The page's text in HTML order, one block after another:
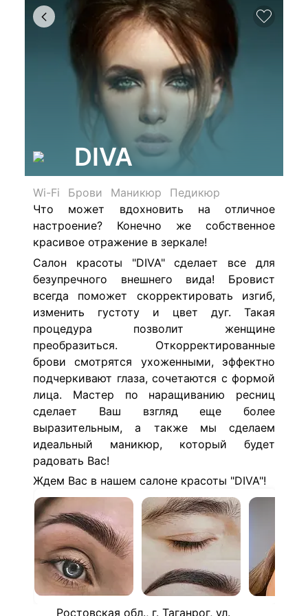
DIVA
Wi-Fi Брови Маникюр
Педикюр
Что может вдохновить на отличное
настроение?
Конечно же собственное
красивое отражение в зеркале!
Салон красоты "DIVA" сделает все для
безупречного внешнего вида! Бровист
всегда поможет скорректировать изгиб,
изменить густоту и цвет дуг. Такая
процедура позволит женщине
преобразиться. Откорректированные
брови смотрятся ухоженными, эффектно
подчеркивают глаза, сочетаются с формой
лица. Мастер по наращиванию ресниц
сделает Ваш взгляд еще более
выразительным, а также мы сделаем
идеальный маникюр, который будет
радовать Вас!
Ждем Вас в нашем салоне красоты "DIVA"!
Ростовская обл., г. Таганрог, ул.